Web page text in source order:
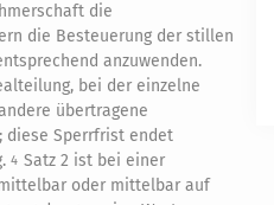
die
die Besteuerung der stillen
anzuwenden.
bei der einzelne
übertragene
diese Sperrfrist endet
4 Satz 2 ist bei einer
oder mittelbar auf